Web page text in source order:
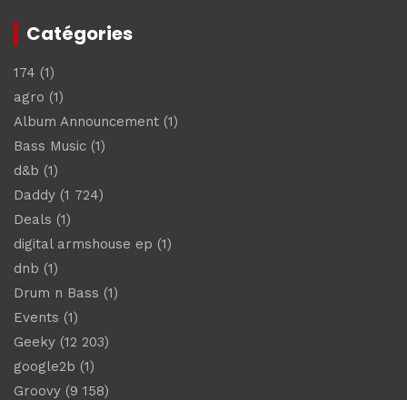
Catégories
174 (1)
agro (1)
Album Announcement (1)
Bass Music (1)
d&b (1)
Daddy (1 724)
Deals (1)
digital armshouse ep (1)
dnb (1)
Drum n Bass (1)
Events (1)
Geeky (12 203)
google2b (1)
Groovy (9 158)